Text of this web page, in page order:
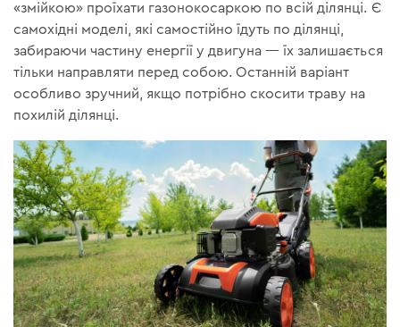
«змійкою» проїхати газонокосаркою по всій ділянці. Є
самохідні моделі, які самостійно їдуть по ділянці,
забираючи частину енергії у двигуна — їх залишається
тільки направляти перед собою. Останній варіант
особливо зручний, якщо потрібно скосити траву на
похилій ділянці.